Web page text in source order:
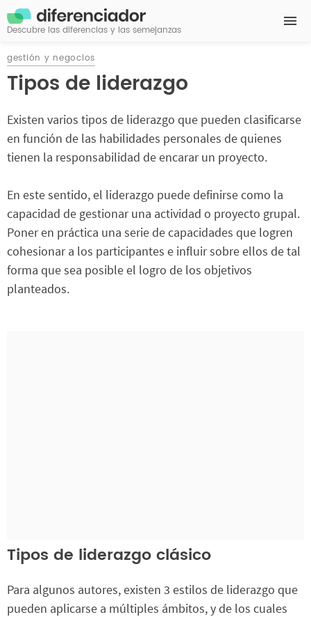
Descubre las diferencias y las semejanzas
gestión y negocios
Tipos de liderazgo
Existen varios tipos de liderazgo que pueden clasificarse
en función de las habilidades personales de quienes
tienen la responsabilidad de encarar un proyecto.
En este sentido, el liderazgo puede definirse como la
capacidad de gestionar una actividad o proyecto grupal.
Poner en práctica una serie de capacidades que logren
cohesionar a los participantes e influir sobre ellos de tal
forma que sea posible el logro de los objetivos
planteados.
Tipos de liderazgo clásico
Para algunos autores, existen 3 estilos de liderazgo que
pueden aplicarse a múltiples ámbitos, y de los cuales